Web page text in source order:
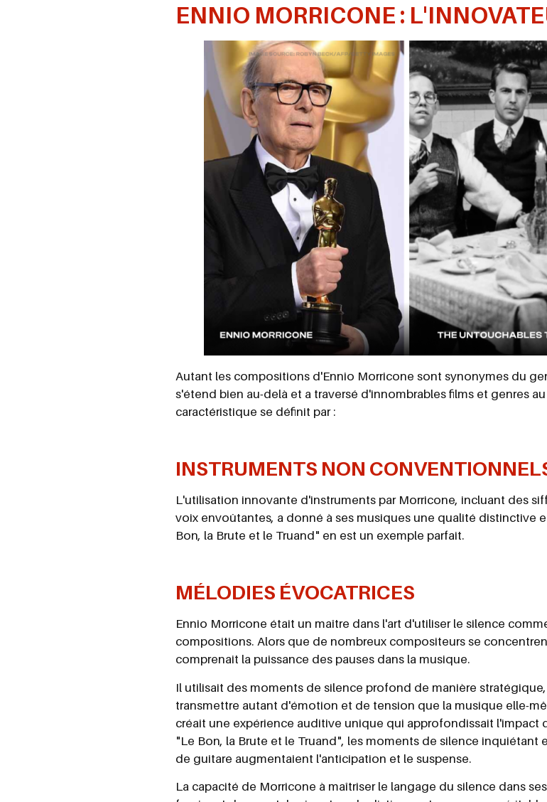
ENNIO MORRICONE :
Autant les compositions d'Ennio Morricone sont synonymes du
s'étend bien au-delà et a traversé d'innombrables films et genres
caractéristique se définit par :
INSTRUMENTS NON
L'utilisation innovante d'instruments par Morricone, incluant des
voix envoûtantes, a donné à ses musiques une qualité distinctive
Bon, la Brute et le Truand" en est un exemple parfait.
MÉLODIES ÉVOCATRICES
Ennio Morricone était un maître dans l'art d'utiliser le silence
compositions. Alors que de nombreux compositeurs se
comprenait la puissance des pauses dans la musique.
Il utilisait des moments de silence profond de manière
transmettre autant d'émotion et de tension que la musique elle-
créait une expérience auditive unique qui approfondissait l'impact
"Le Bon, la Brute et le Truand", les moments de silence
de guitare augmentaient l'anticipation et le suspense.
La capacité de Morricone à maîtriser le langage du silence dans